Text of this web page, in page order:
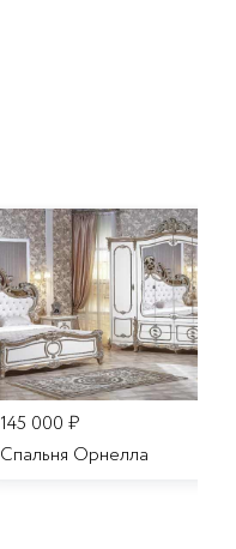
145 000 ₽
Cпальня Орнелла